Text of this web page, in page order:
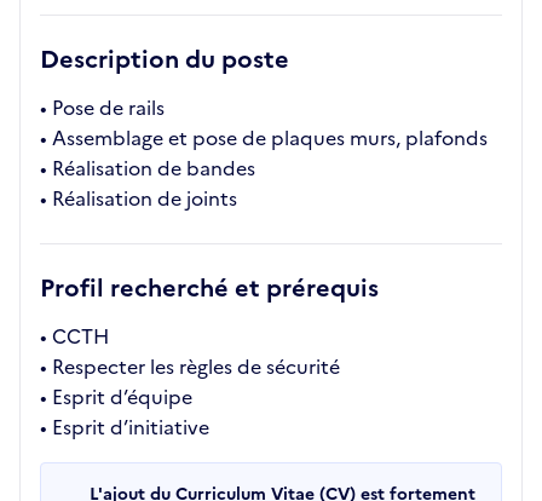
Description du poste
• Pose de rails
• Assemblage et pose de plaques murs, plafonds
• Réalisation de bandes
• Réalisation de joints
Profil recherché et prérequis
• CCTH
• Respecter les règles de sécurité
• Esprit d’équipe
• Esprit d’initiative
L'ajout du Curriculum Vitae (CV) est fortement